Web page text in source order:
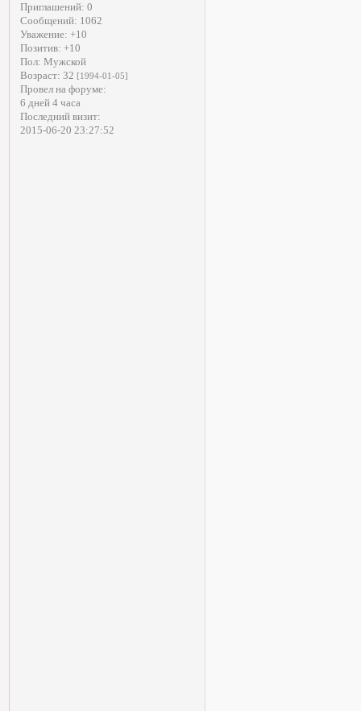
Приглашений: 0
Сообщений: 1062
Уважение: +10
Позитив: +10
Пол: Мужской
Возраст: 32 [1994-01-05]
Провел на форуме:
6 дней 4 часа
Последний визит:
2015-06-20 23:27:52